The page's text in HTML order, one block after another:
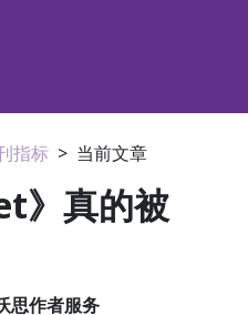
指标 > 当前文章
》真的被
思作者服务